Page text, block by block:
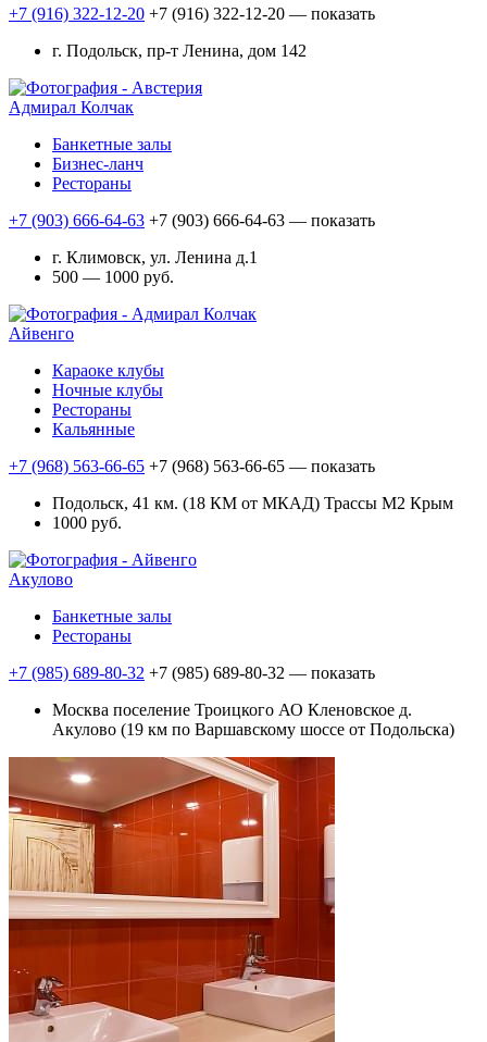
+7 (916) 322-12-20 +7 (916) 322-12-20 — показать
г. Подольск, пр-т Ленина, дом 142
Адмирал Колчак
Банкетные залы
Бизнес-ланч
Рестораны
+7 (903) 666-64-63 +7 (903) 666-64-63 — показать
г. Климовск, ул. Ленина д.1
500 — 1000 руб.
Айвенго
Караоке клубы
Ночные клубы
Рестораны
Кальянные
+7 (968) 563-66-65 +7 (968) 563-66-65 — показать
Подольск, 41 км. (18 КМ от МКАД) Трассы М2 Крым
1000 руб.
Акулово
Банкетные залы
Рестораны
+7 (985) 689-80-32 +7 (985) 689-80-32 — показать
Москва поселение Троицкого АО Клeновское д.
Акулово (19 км по Варшавскому шоссе от Подольска)